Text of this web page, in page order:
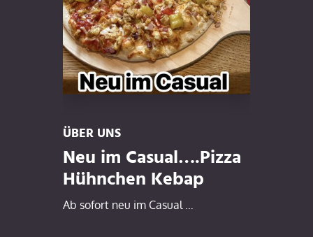
ÜBER UNS
Neu im Casual….Pizza
Hühnchen Kebap
Ab sofort neu im Casual …